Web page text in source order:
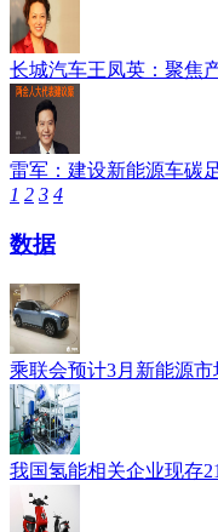
长城汽车王凤英：聚焦
雷军：建设新能源车碳
1 2 3 4
数据
乘联会预计3月新能源
我国氢能相关企业现存